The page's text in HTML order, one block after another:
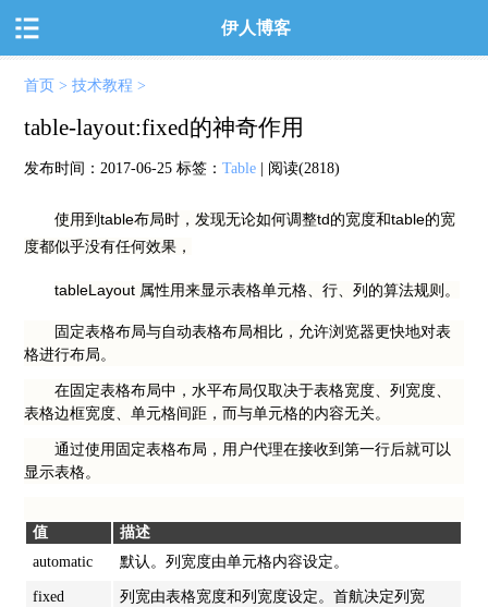
伊人博客
首页 >技术教程 >
table-layout:fixed的神奇作用
发布时间：2017-06-25 标签：Table | 阅读(2818)
使用到table布局时，发现无论如何调整td的宽度和table的宽
度都似乎没有任何效果，
tableLayout 属性用来显示表格单元格、行、列的算法规则。
固定表格布局与自动表格布局相比，允许浏览器更快地对表
格进行布局。
在固定表格布局中，水平布局仅取决于表格宽度、列宽度、
表格边框宽度、单元格间距，而与单元格的内容无关。
通过使用固定表格布局，用户代理在接收到第一行后就可以
显示表格。
值
描述
automatic
默认。列宽度由单元格内容设定。
fixed 列宽由表格宽度和列宽度设定。首航决定列宽